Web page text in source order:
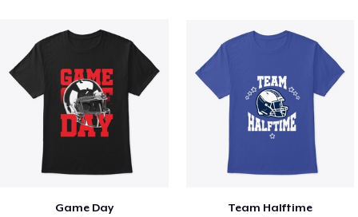
Game Day Team Halftime